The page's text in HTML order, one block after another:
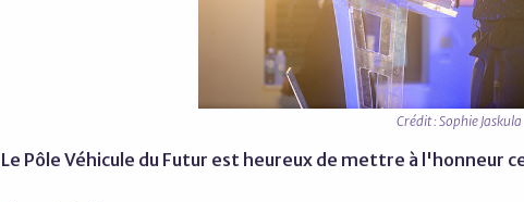
Crédit : Sophie Jaskula
Le Pôle Véhicule du Futur est heureux de mettre à l'honneur